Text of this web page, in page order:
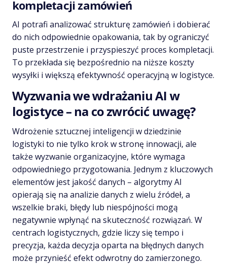
kompletacji zamówień
AI potrafi analizować strukturę zamówień i dobierać
do nich odpowiednie opakowania, tak by ograniczyć
puste przestrzenie i przyspieszyć proces kompletacji.
To przekłada się bezpośrednio na niższe koszty
wysyłki i większą efektywność operacyjną w logistyce.
Wyzwania we wdrażaniu AI w
logistyce – na co zwrócić uwagę?
Wdrożenie sztucznej inteligencji w dziedzinie
logistyki to nie tylko krok w stronę innowacji, ale
także wyzwanie organizacyjne, które wymaga
odpowiedniego przygotowania. Jednym z kluczowych
elementów jest jakość danych – algorytmy AI
opierają się na analizie danych z wielu źródeł, a
wszelkie braki, błędy lub niespójności mogą
negatywnie wpłynąć na skuteczność rozwiązań. W
centrach logistycznych, gdzie liczy się tempo i
precyzja, każda decyzja oparta na błędnych danych
może przynieść efekt odwrotny do zamierzonego.